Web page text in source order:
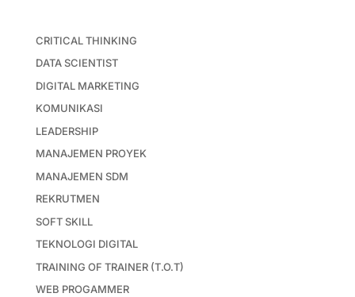
CRITICAL THINKING
DATA SCIENTIST
DIGITAL MARKETING
KOMUNIKASI
LEADERSHIP
MANAJEMEN PROYEK
MANAJEMEN SDM
REKRUTMEN
SOFT SKILL
TEKNOLOGI DIGITAL
TRAINING OF TRAINER (T.O.T)
WEB PROGAMMER